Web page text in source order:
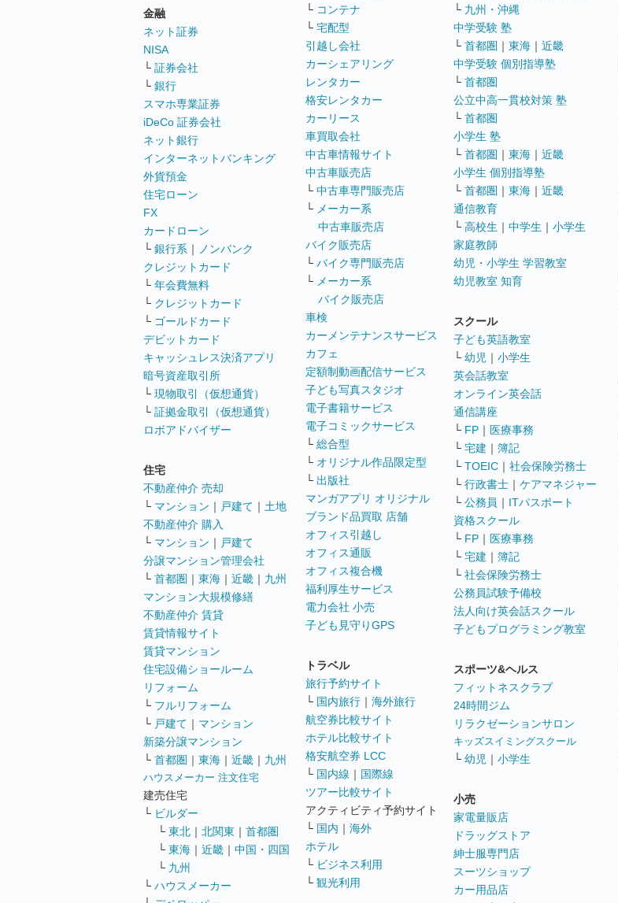
金融
ネット証券
NISA
└ 証券会社
└ 銀行
スマホ専業証券
iDeCo 証券会社
ネット銀行
インターネットバンキング
外貨預金
住宅ローン
FX
カードローン
└ 銀行系 ｜
ノンバンク
クレジットカード
└ 年会費無料
└ クレジットカード
└ ゴールドカード
デビットカード
キャッシュレス決済アプリ
暗号資産取引所
└ 現物取引（仮想通貨）
└ 証拠金取引（仮想通貨）
ロボアドバイザー
住宅
不動産仲介 売却
└ マンション ｜ 戸建て ｜ 土地
不動産仲介 購入
└ マンション ｜ 戸建て
分譲マンション管理会社
└ 首都圏 ｜ 東海 ｜ 近畿 ｜ 九州
マンション大規模修繕
不動産仲介 賃貸
賃貸情報サイト
賃貸マンション
住宅設備ショールーム
リフォーム
└ フルリフォーム
└ 戸建て ｜ マンション
新築分譲マンション
└ 首都圏 ｜ 東海 ｜ 近畿 ｜ 九州
ハウスメーカー 注文住宅
建売住宅
└ ビルダー
└ 東北 ｜ 北関東 ｜ 首都圏
└ 東海 ｜ 近畿 ｜ 中国・四国
└ 九州
└ ハウスメーカー
└ コンテナ
└ 宅配型
引越し会社
カーシェアリング
レンタカー
格安レンタカー
カーリース
車買取会社
中古車情報サイト
中古車販売店
└ 中古車専門販売店
└ メーカー系
中古車販売店
バイク販売店
└ バイク専門販売店
└ メーカー系
バイク販売店
車検
カーメンテナンスサービス
カフェ
定額制動画配信サービス
子ども写真スタジオ
電子書籍サービス
電子コミックサービス
└ 総合型
└ オリジナル作品限定型
└ 出版社
マンガアプリ オリジナル
ブランド品買取 店舗
オフィス引越し
オフィス通販
オフィス複合機
福利厚生サービス
電力会社 小売
子ども見守りGPS
トラベル
旅行予約サイト
└ 国内旅行 ｜ 海外旅行
航空券比較サイト
ホテル比較サイト
格安航空券 LCC
└ 国内線 ｜ 国際線
ツアー比較サイト
アクティビティ予約サイト
└ 国内 ｜ 海外
ホテル
└ ビジネス利用
└ 観光利用
└ 九州・沖縄
中学受験 塾
└ 首都圏 ｜ 東海 ｜ 近畿
中学受験 個別指導塾
└ 首都圏
公立中高一貫校対策 塾
└ 首都圏
小学生 塾
└ 首都圏 ｜ 東海 ｜ 近畿
小学生 個別指導塾
└ 首都圏 ｜ 東海 ｜ 近畿
通信教育
└ 高校生 ｜ 中学生 ｜ 小学生
家庭教師
幼児・小学生 学習教室
幼児教室 知育
スクール
子ども英語教室
└ 幼児 ｜ 小学生
英会話教室
オンライン英会話
通信講座
└ FP ｜ 医療事務
└ 宅建 ｜ 簿記
└ TOEIC ｜ 社会保険労務士
└ 行政書士 ｜ ケアマネジャー
└ 公務員 ｜ ITパスポート
資格スクール
└ FP ｜ 医療事務
└ 宅建 ｜ 簿記
└ 社会保険労務士
公務員試験予備校
法人向け英会話スクール
子どもプログラミング教室
スポーツ&ヘルス
フィットネスクラブ
24時間ジム
リラクゼーションサロン
キッズスイミングスクール
└ 幼児 ｜ 小学生
小売
家電量販店
ドラッグストア
紳士服専門店
スーツショップ
カー用品店